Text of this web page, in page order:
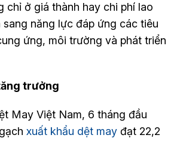
chỉ ở giá thành hay chi phí lao
năng lực đáp ứng các tiêu
ứng, môi trường và phát triển
trưởng
May Việt Nam, 6 tháng đầu
xuất khẩu dệt may đạt 22,2